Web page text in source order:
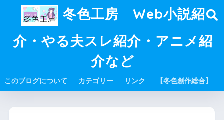
冬色工房 Web小説紹
介・やる夫スレ紹介・アニメ紹
介など
このブログについて カテゴリー リンク 【冬色創作総合】